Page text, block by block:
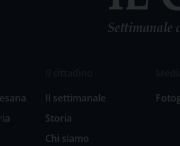
Il settimanale
Storia
Chi siamo